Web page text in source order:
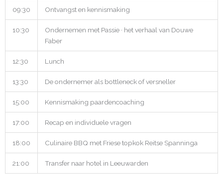
09:30 Ontvangst en kennismaking
10:30
Ondernemen met Passie · het verhaal van Douwe
Faber
12:30 Lunch
13:30 De ondernemer als bottleneck of versneller
15:00 Kennismaking paardencoaching
17:00 Recap en individuele vragen
18:00 Culinaire BBQ met Friese topkok Reitse Spanninga
21:00 Transfer naar hotel in Leeuwarden